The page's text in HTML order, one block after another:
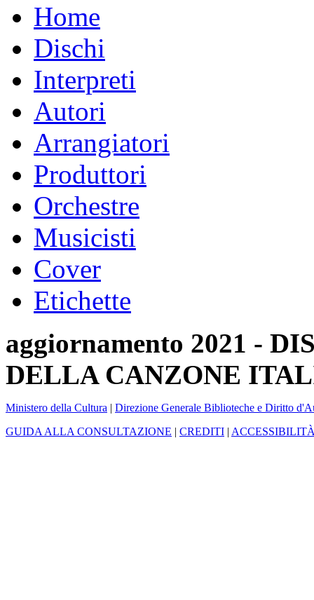
Home
Dischi
Interpreti
Autori
Arrangiatori
Produttori
Orchestre
Musicisti
Cover
Etichette
aggiornamento 2021 -
DELLA CANZONE
Ministero della Cultura | Direzione Generale Biblioteche e Diritto
GUIDA ALLA CONSULTAZIONE | CREDITI |